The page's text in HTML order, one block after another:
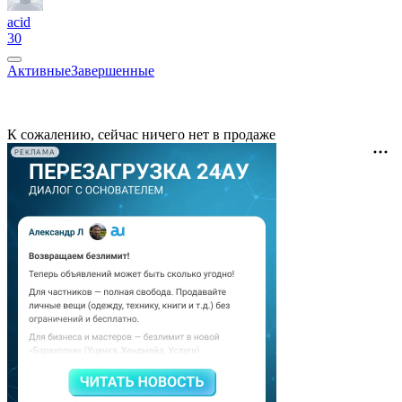
acid
30
АктивныеЗавершенные
К сожалению, сейчас ничего нет в продаже
РЕКЛАМА